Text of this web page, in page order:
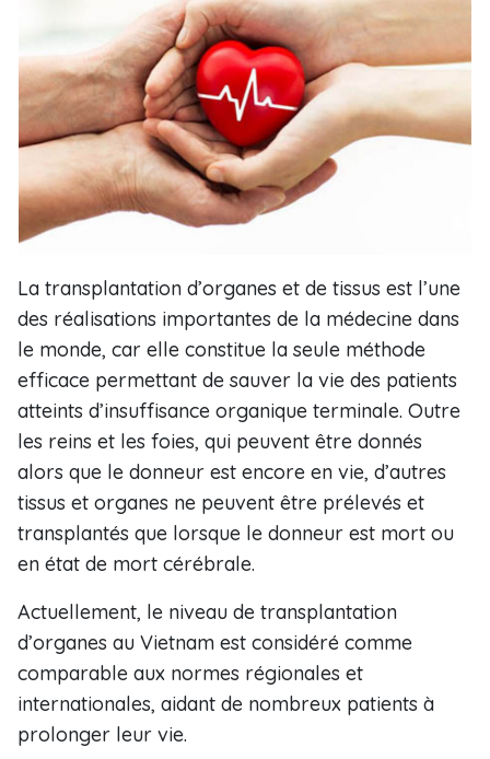
La transplantation d’organes et de tissus est l’une
des réalisations importantes de la médecine dans
le monde, car elle constitue la seule méthode
efficace permettant de sauver la vie des patients
atteints d’insuffisance organique terminale. Outre
les reins et les foies, qui peuvent être donnés
alors que le donneur est encore en vie, d’autres
tissus et organes ne peuvent être prélevés et
transplantés que lorsque le donneur est mort ou
en état de mort cérébrale.
Actuellement, le niveau de transplantation
d’organes au Vietnam est considéré comme
comparable aux normes régionales et
internationales, aidant de nombreux patients à
prolonger leur vie.